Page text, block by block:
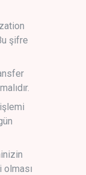
şifre